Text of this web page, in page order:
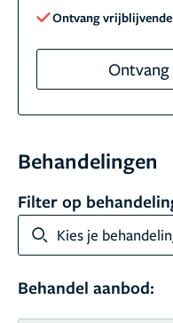
Ontvang
Behandelingen
Filter op
Kies je
Behandel aanbod: